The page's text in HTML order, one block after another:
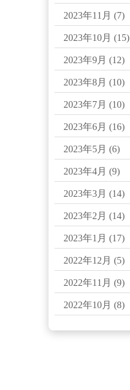
2023年11月 (7)
2023年10月 (15)
2023年9月 (12)
2023年8月 (10)
2023年7月 (10)
2023年6月 (16)
2023年5月 (6)
2023年4月 (9)
2023年3月 (14)
2023年2月 (14)
2023年1月 (17)
2022年12月 (5)
2022年11月 (9)
2022年10月 (8)